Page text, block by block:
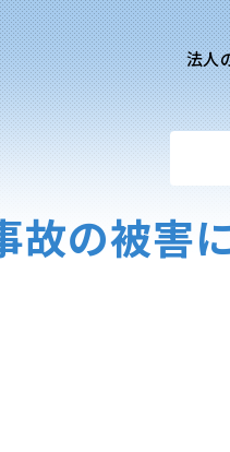
法人
お客様ご相談個人のお客様ご相
離婚問題
故の被害